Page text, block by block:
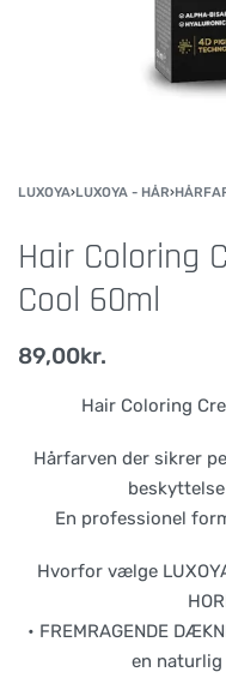
LUXOYA›LUXOYA - HÅR›
Hair Coloring
Cool 60ml
89,00kr.
Hair Coloring
Hårfarven der sikrer
En professionel
Hvorfor vælge LUXOYA
• FREMRAGENDE
en